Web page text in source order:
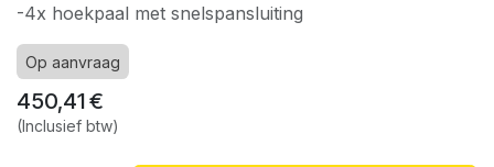
-4x hoekpaal met snelspansluiting
Op aanvraag
450,41€
(Inclusief btw)